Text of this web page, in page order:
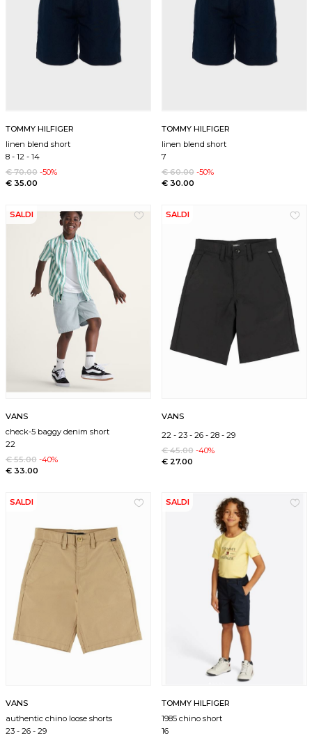
TOMMY HILFIGER
linen blend short
8 -12 -14
€ 70.00 -50%
€ 35.00
TOMMY HILFIGER
linen blend short
7
€ 60.00 -50%
€ 30.00
SALDI
VANS
check-5 baggy denim short
22
€ 55.00 -40%
€ 33.00
SALDI
VANS
22 -23 -26 -28 -29
€ 45.00 -40%
€ 27.00
SALDI
VANS
authentic chino loose shorts
23 -26 -29
SALDI
TOMMY HILFIGER
1985 chino short
16